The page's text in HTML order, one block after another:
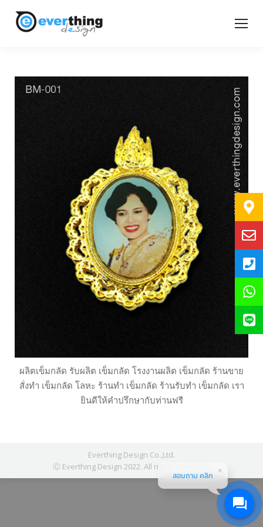
ผลิตเข็มกลัด รับผลิต เข็มกลัด โรงงานผลิต เข็มกลัด ร้านขาย
สั่งทำ เข็มกลัด โลหะ ร้านทำ เข็มกลัด ร้านรับทำ เข็มกลัด เรา
ยินดีให้คำปรึกษากับท่านฟรี
Everthing Design Co.,Ltd.
Ⓒ Everthing Design 2022. All rights reserved.
สอบถาม คลิก